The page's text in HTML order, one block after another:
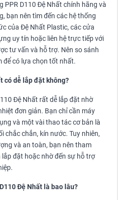
PPR D110 Đệ Nhất chính hãng và
bạn nên tìm đến các hệ thống
của Đệ Nhất Plastic, các cửa
uy tín hoặc liên hệ trực tiếp với
tư vấn và hỗ trợ. Nên so sánh
để có lựa chọn tốt nhất.
có dễ lắp đặt không?
Đệ Nhất rất dễ lắp đặt nhờ
đơn giản. Bạn chỉ cần máy
và một vài thao tác cơ bản là
chắc chắn, kín nước. Tuy nhiên,
và an toàn, bạn nên tham
đặt hoặc nhờ đến sự hỗ trợ
Đệ Nhất là bao lâu?